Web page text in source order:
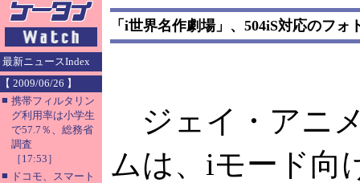
最新ニュースIndex
【 2009/06/26 】
■ 携帯フィルタリン
グ利用率は小学生
で57.7％、総務省
調査
［17:53］
■ ドコモ、スマート
「i世界名作劇場」、504iS対応のフォ
ジェイ・アニ
ムは、iモード向